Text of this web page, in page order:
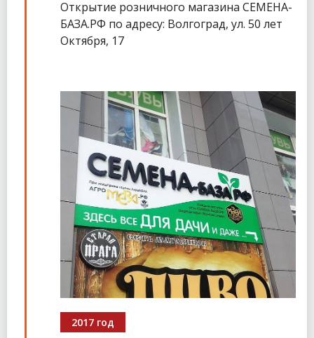
Открытие розничного магазина СЕМЕНА-
БАЗА.РФ по адресу: Волгоград, ул. 50 лет
Октября, 17
2017 год